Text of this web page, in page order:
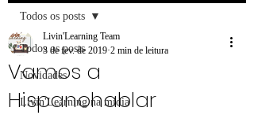
Todos os posts
Novidades
Livin'Learning na mídia
Todos os posts
Vamos a
Hispanohablar
Livin'Learning Team
3 de fev. de 2019 2 min de leitura